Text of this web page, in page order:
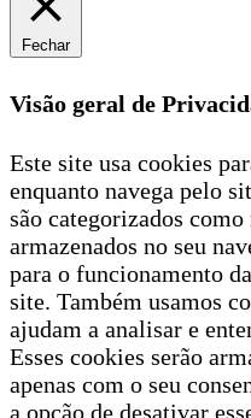
Fechar
Visão geral de
Este site usa cookies
enquanto navega pelo
são categorizados como
armazenados no seu
para o funcionamento
site. Também usamos
ajudam a analisar e
Esses cookies serão
apenas com o seu
a opção de desativar